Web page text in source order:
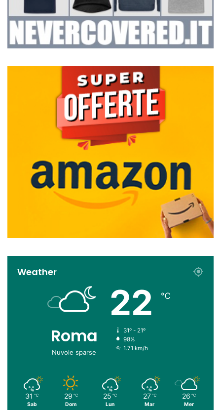
Weather
Roma
Nuvole sparse
22 ℃
31º - 21º
98%
1.71 km/h
31 ℃
Sab
29 ℃
Dom
25 ℃
Lun
27 ℃
Mar
26 ℃
Mer